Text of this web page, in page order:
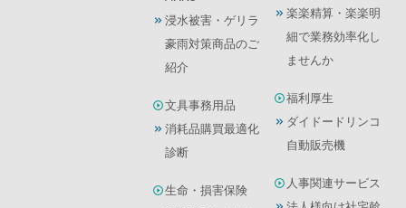
浸水被害・ゲリラ
豪雨対策商品のご
紹介
文具事務用品
消耗品購買最適化
診断
生命・損害保険
楽楽精算・楽楽明
細で業務効率化し
ませんか
福利厚生
ダイドードリンコ
自動販売機
人事関連サービス